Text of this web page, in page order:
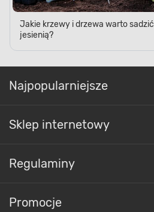
Jakie krzewy i drzewa warto sadzić
jesienią?
Najpopularniejsze
Sklep internetowy
Regulaminy
Promocje